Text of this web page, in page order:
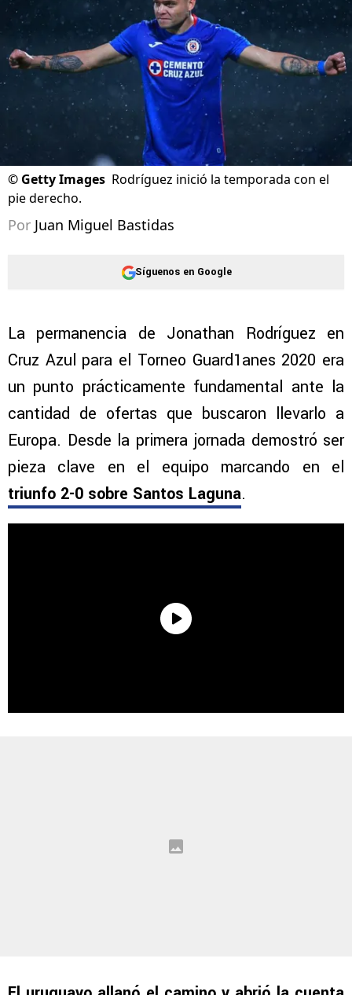
© Getty Images Rodríguez inició la temporada con el
pie derecho.
Por Juan Miguel Bastidas
Síguenos en Google
La permanencia de Jonathan Rodríguez en
Cruz Azul para el Torneo Guard1anes 2020 era
un punto prácticamente fundamental ante la
cantidad de ofertas que buscaron llevarlo a
Europa. Desde la primera jornada demostró ser
pieza clave en el equipo marcando en el
triunfo 2-0 sobre Santos Laguna.